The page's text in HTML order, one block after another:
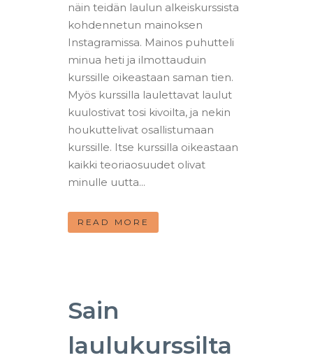
näin teidän laulun alkeiskurssista
kohdennetun mainoksen
Instagramissa. Mainos puhutteli
minua heti ja ilmottauduin
kurssille oikeastaan saman tien.
Myös kurssilla laulettavat laulut
kuulostivat tosi kivoilta, ja nekin
houkuttelivat osallistumaan
kurssille. Itse kurssilla oikeastaan
kaikki teoriaosuudet olivat
minulle uutta...
READ MORE
Sain
laulukurssilta